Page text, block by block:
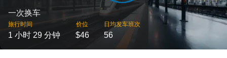
一次换车
旅行时间
1 小时 29 分钟
价位
$46
日均发车班次
56